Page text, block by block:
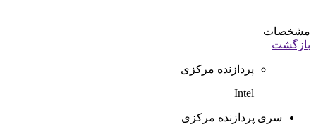
مشخصات
بازگشت
پردازنده مرکزی
Intel
سری پردازنده مرکزی